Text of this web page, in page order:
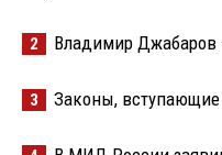
2 Владимир Джабаров
3 Законы, вступающие